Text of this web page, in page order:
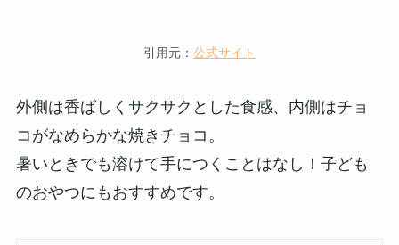
引用元： 公式サイト
外側は香ばしくサクサクとした食感、内側はチョ
コがなめらかな焼きチョコ。
暑いときでも溶けて手につくことはなし！子ども
のおやつにもおすすめです。